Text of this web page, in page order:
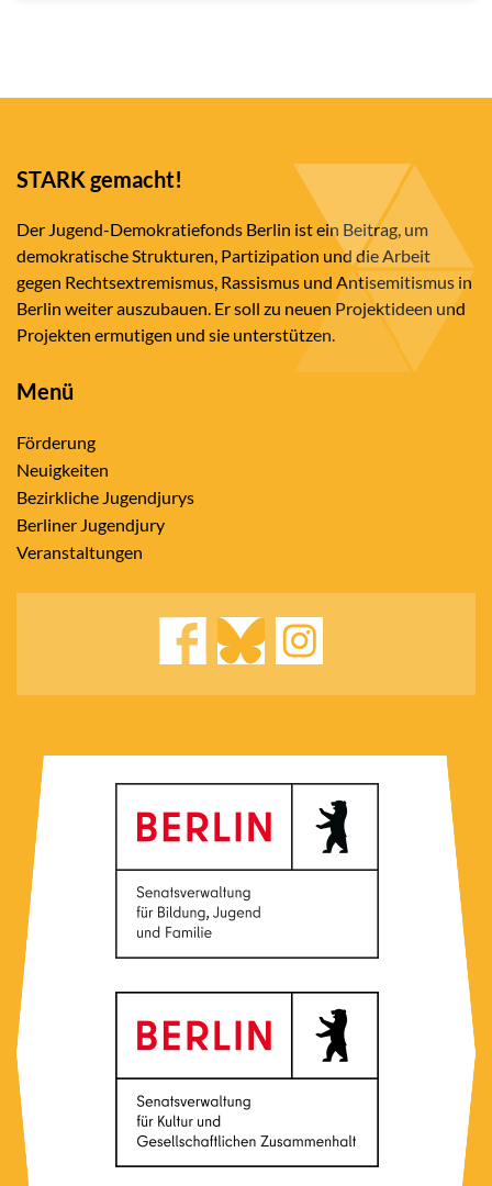
STARK gemacht!
Der Jugend-Demokratiefonds Berlin ist ein Beitrag, um
demokratische Strukturen, Partizipation und die Arbeit
gegen Rechtsextremismus, Rassismus und Antisemitismus in
Berlin weiter auszubauen. Er soll zu neuen Projektideen und
Projekten ermutigen und sie unterstützen.
Menü
Förderung
Neuigkeiten
Bezirkliche Jugendjurys
Berliner Jugendjury
Veranstaltungen